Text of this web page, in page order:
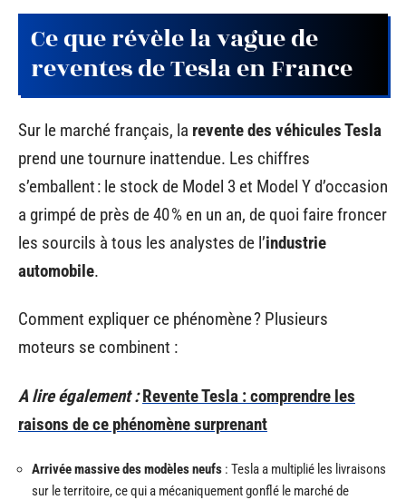
Ce que révèle la vague de
reventes de Tesla en France
Sur le marché français, la revente des véhicules Tesla
prend une tournure inattendue. Les chiffres
s’emballent : le stock de Model 3 et Model Y d’occasion
a grimpé de près de 40 % en un an, de quoi faire froncer
les sourcils à tous les analystes de l’industrie
automobile.
Comment expliquer ce phénomène ? Plusieurs
moteurs se combinent :
A lire également : Revente Tesla : comprendre les
raisons de ce phénomène surprenant
Arrivée massive des modèles neufs : Tesla a multiplié les livraisons
sur le territoire, ce qui a mécaniquement gonflé le marché de